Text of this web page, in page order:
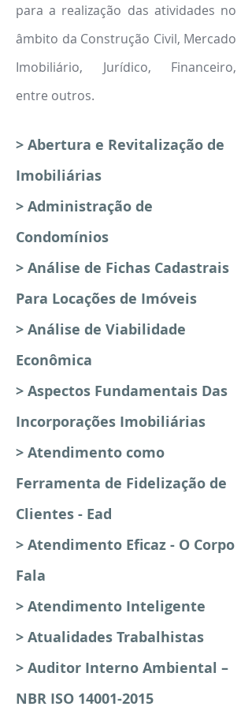
para a realização das atividades no
âmbito da Construção Civil, Mercado
Imobiliário, Jurídico, Financeiro,
entre outros.
> Abertura e Revitalização de
Imobiliárias
> Administração de
Condomínios
> Análise de Fichas Cadastrais
Para Locações de Imóveis
> Análise de Viabilidade
Econômica
> Aspectos Fundamentais Das
Incorporações Imobiliárias
> Atendimento como
Ferramenta de Fidelização de
Clientes - Ead
> Atendimento Eficaz - O Corpo
Fala
> Atendimento Inteligente
> Atualidades Trabalhistas
> Auditor Interno Ambiental –
NBR ISO 14001-2015